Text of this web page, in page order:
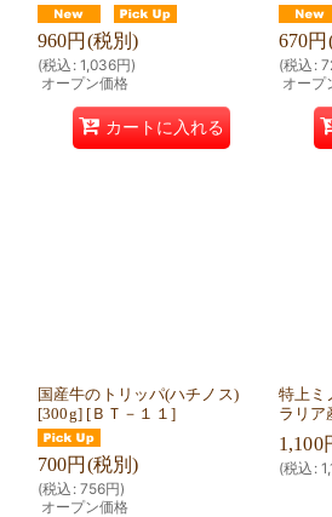
960円 (税別)
(税込 : 1,036円)
オープン価格
カートに入れる
670円
(税込 :
オープ
国産牛のトリッパ(ハチノス)
[300g] [ ＢＴ－１１ ]
700円 (税別)
(税込 : 756円)
オープン価格
特上ミ
ラリア
1,100
(税込 :